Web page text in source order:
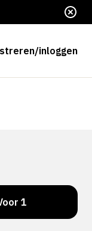
inloggen
besteld =